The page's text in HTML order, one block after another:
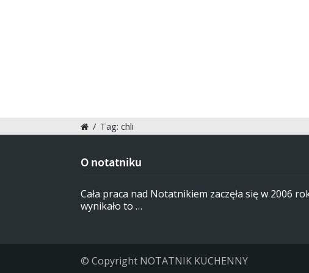
/ Tag: chli
O notatniku
Cała praca nad Notatnikiem zaczęła się w 2006
wynikało to …
© Copyright NOTATNIK KUCHENNY